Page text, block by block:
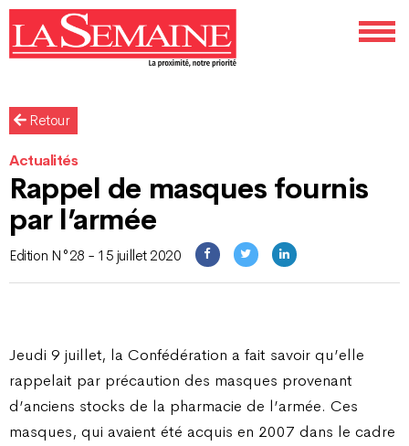
Retour
Actualités
Rappel de masques fournis
par l’armée
Edition N°28 - 15 juillet 2020
Jeudi 9 juillet, la Confédération a fait savoir qu’elle
rappelait par précaution des masques provenant
d’anciens stocks de la pharmacie de l’armée. Ces
masques, qui avaient été acquis en 2007 dans le cadre